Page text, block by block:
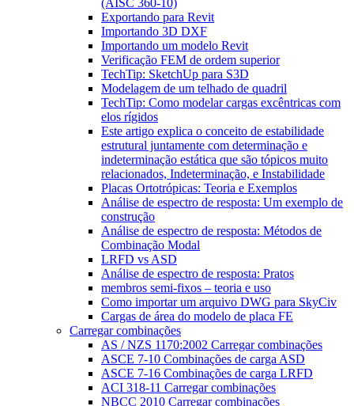
(AISC 360-10)
Exportando para Revit
Importando 3D DXF
Importando um modelo Revit
Verificação FEM de ordem superior
TechTip: SketchUp para S3D
Modelagem de um telhado de quadril
TechTip: Como modelar cargas excêntricas com
elos rígidos
Este artigo explica o conceito de estabilidade
estrutural juntamente com determinação e
indeterminação estática que são tópicos muito
relacionados, Indeterminação, e Instabilidade
Placas Ortotrópicas: Teoria e Exemplos
Análise de espectro de resposta: Um exemplo de
construção
Análise de espectro de resposta: Métodos de
Combinação Modal
LRFD vs ASD
Análise de espectro de resposta: Pratos
membros semi-fixos – teoria e uso
Como importar um arquivo DWG para SkyCiv
Cargas de área do modelo de placa FE
Carregar combinações
AS / NZS 1170:2002 Carregar combinações
ASCE 7-10 Combinações de carga ASD
ASCE 7-16 Combinações de carga LRFD
ACI 318-11 Carregar combinações
NBCC 2010 Carregar combinações